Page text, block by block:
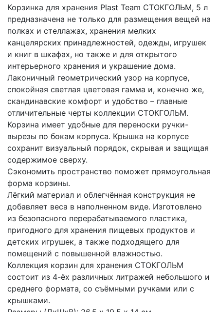
Корзинка для хранения Plast Team СТОКГОЛЬМ, 5 л
предназначена не только для размещения вещей на
полках и стеллажах, хранения мелких
канцелярских принадлежностей, одежды, игрушек
и книг в шкафах, но также и для открытого
интерьерного хранения и украшение дома.
Лаконичный геометрический узор на корпусе,
спокойная светлая цветовая гамма и, конечно же,
скандинавские комфорт и удобство – главные
отличительные черты коллекции СТОКГОЛЬМ.
Корзина имеет удобные для переноски ручки-
вырезы по бокам корпуса. Крышка на корпусе
сохранит визуальный порядок, скрывая и защищая
содержимое сверху.
Сэкономить пространство поможет прямоугольная
форма корзины.
Лёгкий материал и облегчённая конструкция не
добавляет веса в наполненном виде. Изготовлено
из безопасного перерабатываемого пластика,
пригодного для хранения пищевых продуктов и
детских игрушек, а также подходящего для
помещений с повышенной влажностью.
Коллекция корзин для хранения СТОКГОЛЬМ
состоит из 4-ёх различных литражей небольшого и
среднего формата, со съёмными ручками или с
крышками.